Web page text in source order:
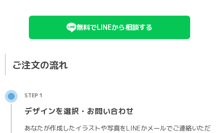
無料でLINEから相談する
ご注文の流れ
STEP 1
デザインを選択・お問い合わせ
あなたが作成したイラストや写真をLINEかメールでご連絡いただ